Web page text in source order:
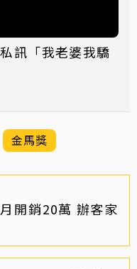
金馬獎
開銷20萬 辦客家